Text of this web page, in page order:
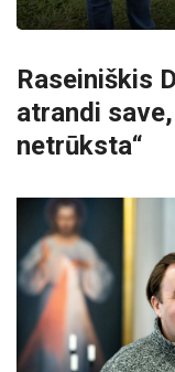
Raseiniškis
atrandi
netrūksta“